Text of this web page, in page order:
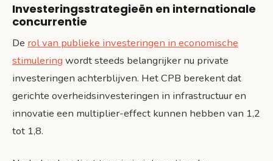
Investeringsstrategieën en internationale
concurrentie
De rol van publieke investeringen in economische
stimulering wordt steeds belangrijker nu private
investeringen achterblijven. Het CPB berekent dat
gerichte overheidsinvesteringen in infrastructuur en
innovatie een multiplier-effect kunnen hebben van 1,2
tot 1,8.